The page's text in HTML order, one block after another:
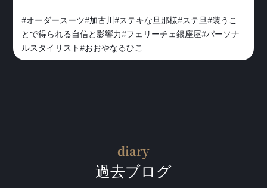
#オーダースーツ#加古川#ステキな旦那様#ステ旦#装うこ
とで得られる自信と影響力#フェリーチェ銀座屋#パーソナ
ルスタイリスト#おおやなるひこ
diary
過去ブログ